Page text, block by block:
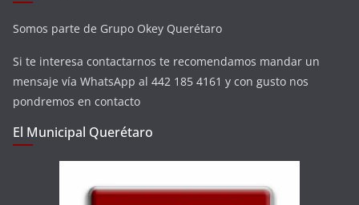
Somos parte de Grupo Okey Querétaro
Si te interesa contactarnos te recomendamos mandar un
mensaje vía WhatsApp al 442 185 4161 y con gusto nos
pondremos en contacto
El Municipal Querétaro